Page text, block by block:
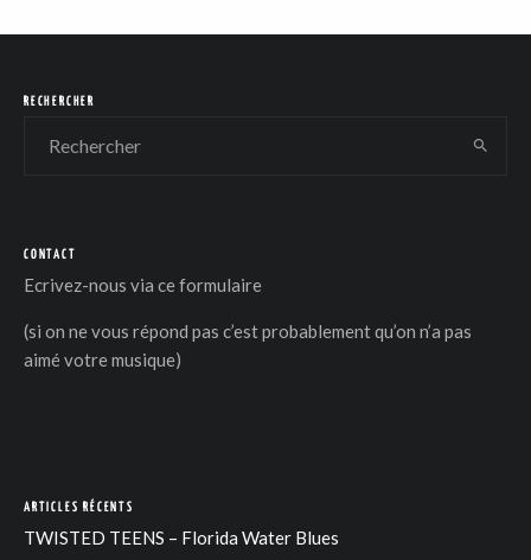
RECHERCHER
CONTACT
Ecrivez-nous via ce formulaire
(si on ne vous répond pas c’est probablement qu’on n’a pas
aimé votre musique)
ARTICLES RÉCENTS
TWISTED TEENS – Florida Water Blues